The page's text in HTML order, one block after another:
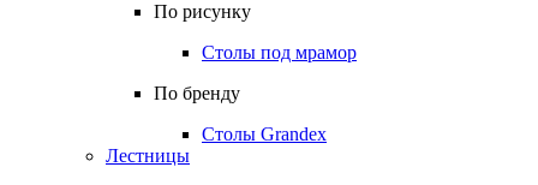
По рисунку
Столы под мрамор
По бренду
Столы Grandex
Лестницы